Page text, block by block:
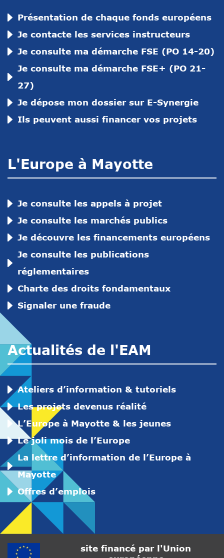
Présentation de chaque fonds européens
Je contacte les services instructeurs
Je consulte ma démarche FSE (PO 14-20)
Je consulte ma démarche FSE+ (PO 21-
27)
Je dépose mon dossier sur E-Synergie
Ils peuvent aussi financer vos projets
L'Europe à Mayotte
Je consulte les appels à projet
Je consulte les marchés publics
Je découvre les financements européens
Je consulte les publications
réglementaires
Charte des droits fondamentaux
Signaler une fraude
Actualités de l'EAM
Ateliers d’information & tutoriels
Les projets devenus réalité
L’Europe à Mayotte & les jeunes
Le joli mois de l’Europe
La lettre d’information de l’Europe à
Mayotte
Offres d’emplois
site financé par l'Union